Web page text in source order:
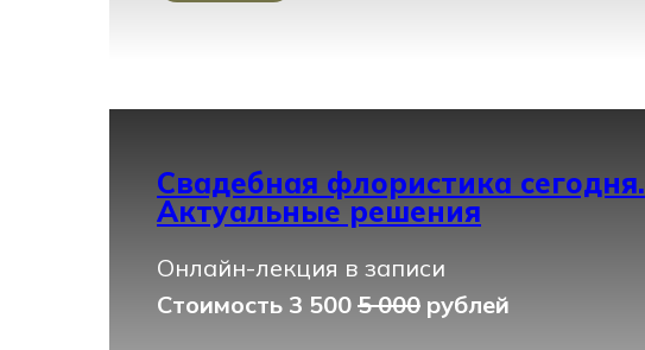
Свадебная флористика сегодня.
Актуальные решения
Онлайн-лекция в записи
Стоимость 3 500 5 000 рублей